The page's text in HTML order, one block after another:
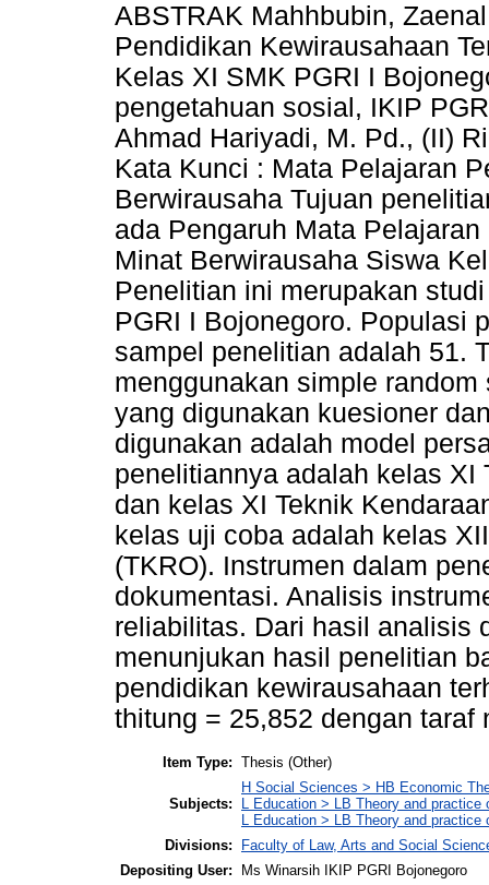
ABSTRAK Mahhbubin,
Pendidikan Kewirausahaan
Kelas XI SMK PGRI I
pengetahuan sosial, IKIP
Ahmad Hariyadi, M. Pd., (II)
Kata Kunci : Mata Pelajaran
Berwirausaha Tujuan
ada Pengaruh Mata
Minat Berwirausaha Siswa
Penelitian ini merupakan
PGRI I Bojonegoro. Populasi
sampel penelitian adalah 51.
menggunakan simple
yang digunakan kuesioner
digunakan adalah model
penelitiannya adalah kelas XI
dan kelas XI Teknik
kelas uji coba adalah kelas
(TKRO). Instrumen dalam
dokumentasi. Analisis
reliabilitas. Dari hasil analisis
menunjukan hasil penelitian
pendidikan kewirausahaan
thitung = 25,852 dengan taraf
Item Type: Thesis (Other)
Subjects:
H Social Sciences > HB Economic
L Education > LB Theory and practice
L Education > LB Theory and
Divisions:
Faculty of Law, Arts and Social
Depositing User:
Ms Winarsih IKIP PGRI Bojonegoro